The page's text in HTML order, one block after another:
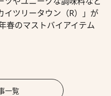
イツリータウン（R）」が
春のマストバイアイテム
一覧